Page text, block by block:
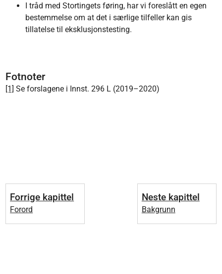
I tråd med Stortingets føring, har vi foreslått en egen
bestemmelse om at det i særlige tilfeller kan gis
tillatelse til eksklusjonstesting.
Fotnoter
[1] Se forslagene i Innst. 296 L (2019–2020)
Forrige kapittel
Forord
Neste kapittel
Bakgrunn